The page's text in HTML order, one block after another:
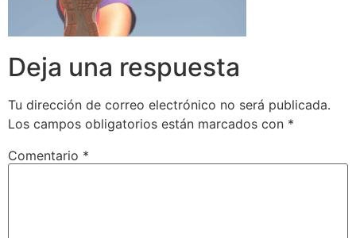
Deja una respuesta
Tu dirección de correo electrónico no será publicada.
Los campos obligatorios están marcados con *
Comentario *